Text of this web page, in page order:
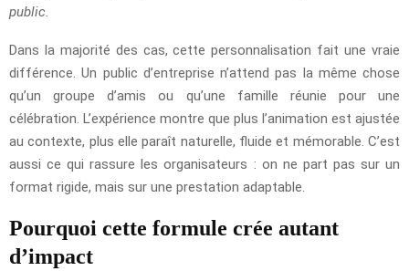
public.
Dans la majorité des cas, cette personnalisation fait une vraie
différence. Un public d’entreprise n’attend pas la même chose
qu’un groupe d’amis ou qu’une famille réunie pour une
célébration. L’expérience montre que plus l’animation est ajustée
au contexte, plus elle paraît naturelle, fluide et mémorable. C’est
aussi ce qui rassure les organisateurs : on ne part pas sur un
format rigide, mais sur une prestation adaptable.
Pourquoi cette formule crée autant
d’impact